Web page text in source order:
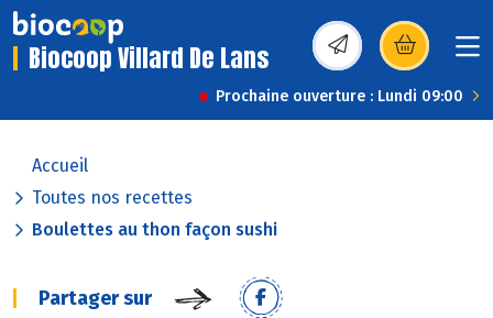
Biocoop Villard De Lans (s’ouvre dans une
Prochaine ouverture : Lundi 09:00
Accueil
Toutes nos recettes
Boulettes au thon façon sushi
Partager sur